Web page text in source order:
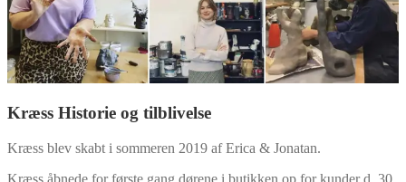
Kræss Historie og tilblivelse
Kræss blev skabt i sommeren 2019 af Erica & Jonatan.